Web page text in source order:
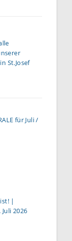
St.Josef
für Juli /
|
2026